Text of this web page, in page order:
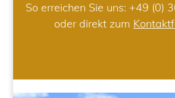
So erreichen Sie uns: +49 (0)
oder direkt zum